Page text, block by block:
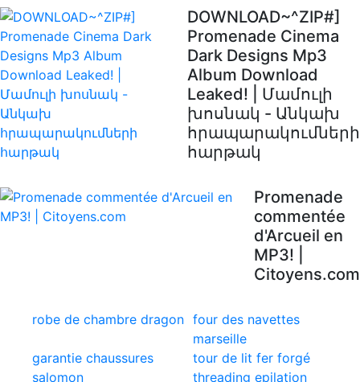
DOWNLOAD~^ZIP#]
Promenade Cinema
Dark Designs Mp3
Album Download
Leaked! | Մամուլի
խոսնակ - Անկախ
հրապարակումների
հարթակ
Promenade
commentée
d'Arcueil en
MP3! |
Citoyens.com
robe de chambre dragon four des navettes
marseille
garantie chaussures
salomon
tour de lit fer forgé
threading epilation